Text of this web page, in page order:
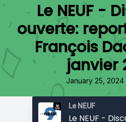
Le NEUF -
ouverte:
François
janvier
January 25, 2024
Le NEUF